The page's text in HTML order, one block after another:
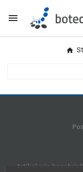

Artikel wie